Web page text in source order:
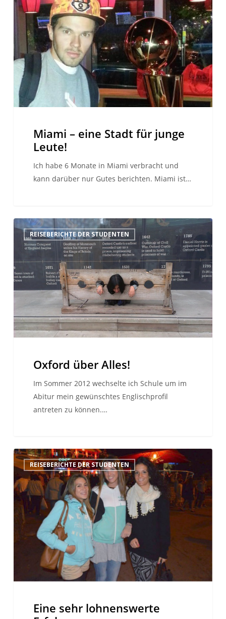
eine
für
junge
Leute!
Miami – eine Stadt für junge
Leute!
Ich habe 6 Monate in Miami verbracht und
kann darüber nur Gutes berichten. Miami ist…
Oxford
über
Alles!
REISEBERICHTE DER STUDENTEN
Oxford über Alles!
Im Sommer 2012 wechselte ich Schule um im
Abitur mein gewünschtes Englischprofil
antreten zu können.…
Eine
sehr
lohnenswerte
Erfahrung
REISEBERICHTE DER STUDENTEN
Eine sehr lohnenswerte